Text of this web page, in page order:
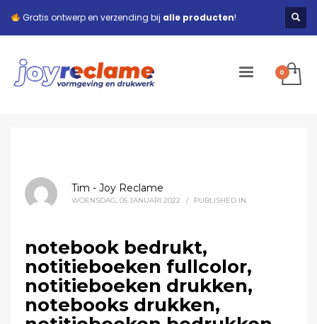
Gratis ontwerp en verzending bij alle producten!
Tim - Joy Reclame
WOENSDAG, 05 JANUARI 2022 / PUBLISHED IN
notebook bedrukt,
notitieboeken fullcolor,
notitieboeken drukken,
notebooks drukken,